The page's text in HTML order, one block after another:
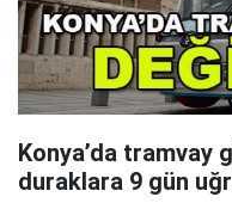
Konya’da tramvay
duraklara 9 gün